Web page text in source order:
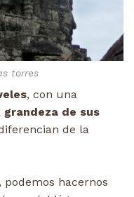
torres
, con una
grandeza de sus
de la
, podemos hacernos